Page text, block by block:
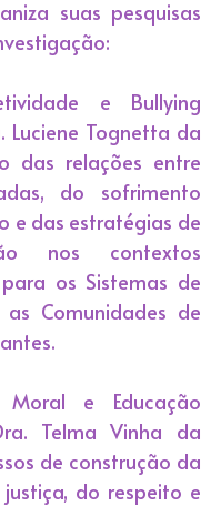
suas pesquisas
e Bullying
Luciene Tognetta da
das relações entre
do sofrimento
e das estratégias de
nos contextos
os Sistemas de
Comunidades de
Moral e Educação
Telma Vinha da
de construção da
do respeito e